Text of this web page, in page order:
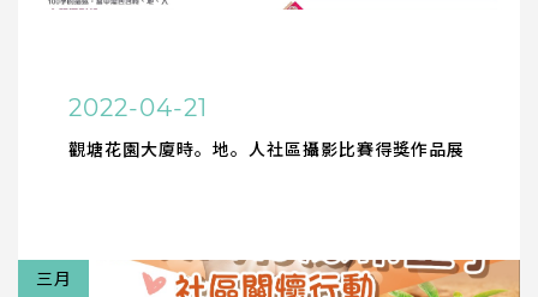
2022-04-21
觀塘花園大廈時。地。人社區攝影比賽得獎作品展
三月